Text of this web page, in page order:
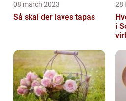
08 march 2023
Så skal der laves tapas
28
i